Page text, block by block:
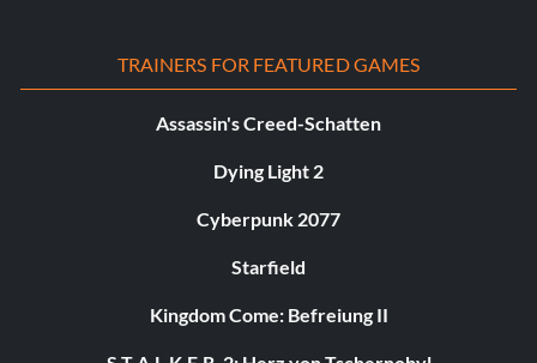
TRAINERS FOR FEATURED GAMES
Assassin's Creed-Schatten
Dying Light 2
Cyberpunk 2077
Starfield
Kingdom Come: Befreiung II